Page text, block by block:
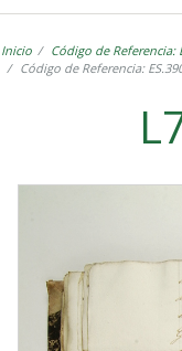
Inicio
Código de Referencia:
Código de Referencia: